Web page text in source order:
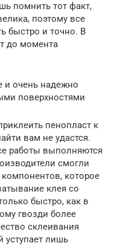
помнить тот факт,
поэтому все
быстро и точно. В
до момента
и очень надежно
поверхностями
пенопласт к
вам не удастся.
работы выполняются
смогли
которое
клея со
быстро, как в
гвозди более
склеивания
уступает лишь